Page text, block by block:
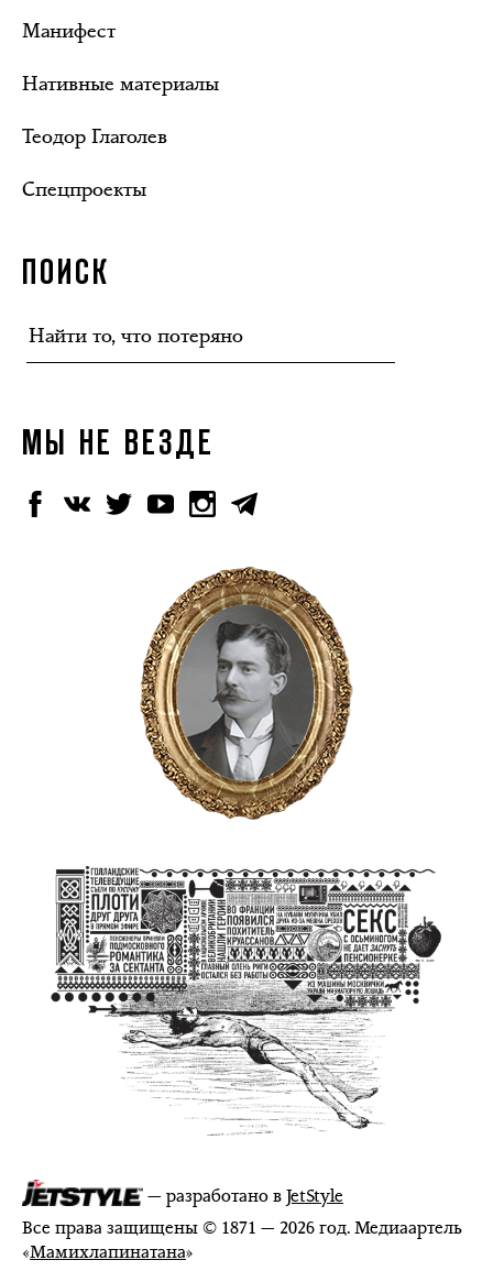
Манифест
Нативные материалы
Теодор Глаголев
Спецпроекты
ПОИСК
МЫ НЕ ВЕЗДЕ
— разработано вJetStyle
Все права защищены © 1871 — 2026 год. Медиаартель
«Мамихлапинатана»